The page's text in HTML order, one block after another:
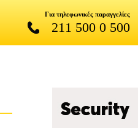
Για τηλεφωνικές παραγγελίες
211 500 0 500